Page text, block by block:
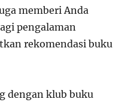
memberi Anda
pengalaman
rekomendasi buku
dengan klub buku